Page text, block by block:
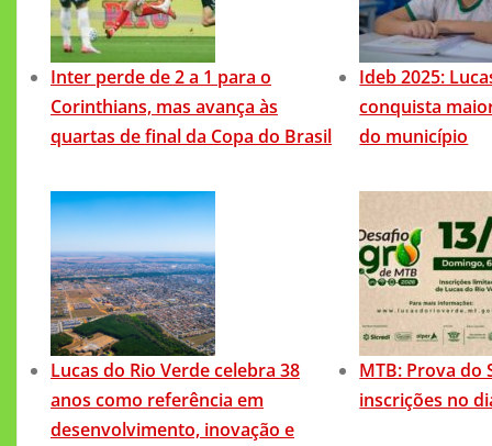
Inter perde de 2 a 1 para o
Corinthians, mas avança às
quartas de final da Copa do Brasil
Ideb 2025:
conquista
do município
Lucas do Rio Verde celebra 38
anos como referência em
desenvolvimento, inovação e
MTB: Prova do
inscrições no